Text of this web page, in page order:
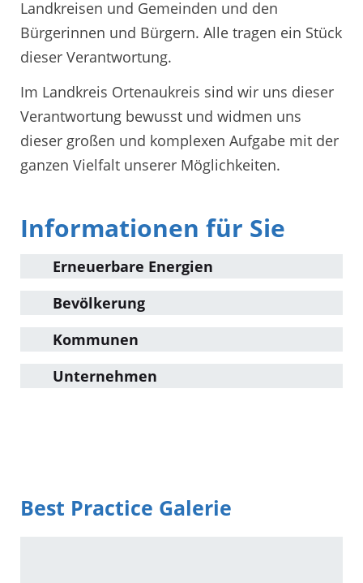
Landkreisen und Gemeinden und den
Bürgerinnen und Bürgern. Alle tragen ein Stück
dieser Verantwortung.
Im Landkreis Ortenaukreis sind wir uns dieser
Verantwortung bewusst und widmen uns
dieser großen und komplexen Aufgabe mit der
ganzen Vielfalt unserer Möglichkeiten.
Informationen für Sie
Erneuerbare Energien
Bevölkerung
Kommunen
Unternehmen
Best Practice Galerie